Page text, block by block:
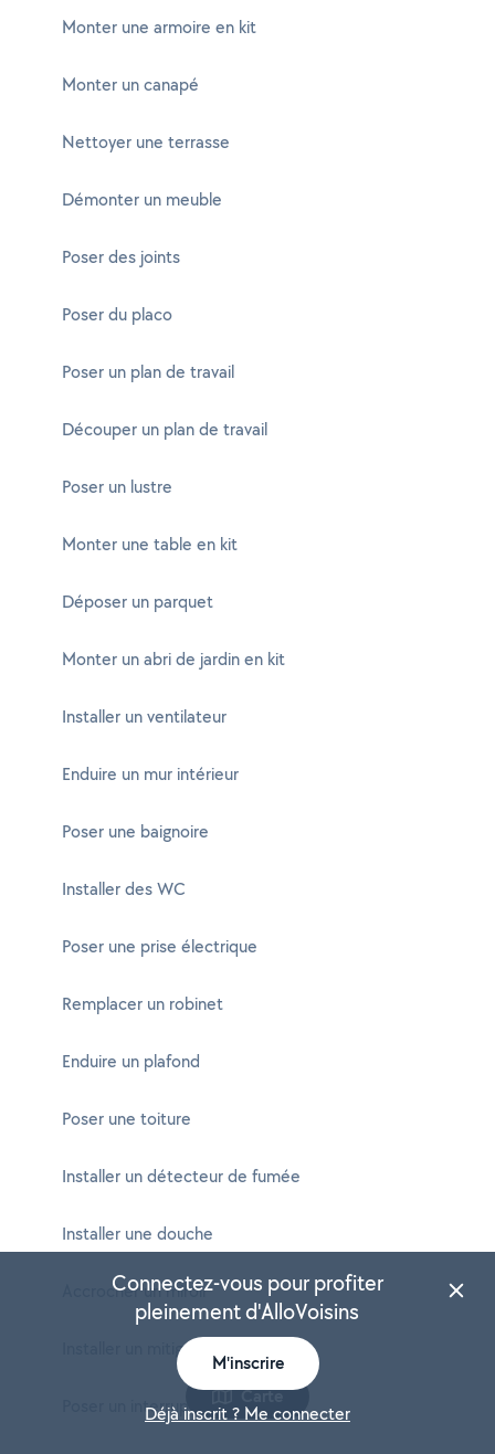
Monter une armoire en kit
Monter un canapé
Nettoyer une terrasse
Démonter un meuble
Poser des joints
Poser du placo
Poser un plan de travail
Découper un plan de travail
Poser un lustre
Monter une table en kit
Déposer un parquet
Monter un abri de jardin en kit
Installer un ventilateur
Enduire un mur intérieur
Poser une baignoire
Installer des WC
Poser une prise électrique
Remplacer un robinet
Enduire un plafond
Poser une toiture
Installer un détecteur de fumée
Installer une douche
Accrocher un miroir
Installer un mitigeur
Poser un interrupteur Carte
Connectez-vous pour profiter
pleinement d'AlloVoisins
M'inscrire
Déjà inscrit ? Me connecter